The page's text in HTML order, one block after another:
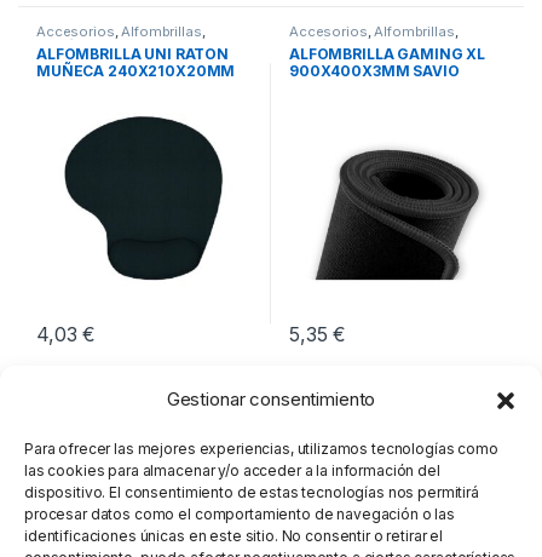
Gestionar consentimiento
Para ofrecer las mejores experiencias, utilizamos tecnologías como
las cookies para almacenar y/o acceder a la información del
dispositivo. El consentimiento de estas tecnologías nos permitirá
procesar datos como el comportamiento de navegación o las
identificaciones únicas en este sitio. No consentir o retirar el
Accesorios,Alfombrillas,
Periféricos
ALFOMBRILLA UNI RATON
MUÑECA 240X210X20MM
4,03€
Accesorios,Alfombrillas,
Periféricos
ALFOMBRILLA GAMING XL
900X400X3MM SAVIO
5,35€